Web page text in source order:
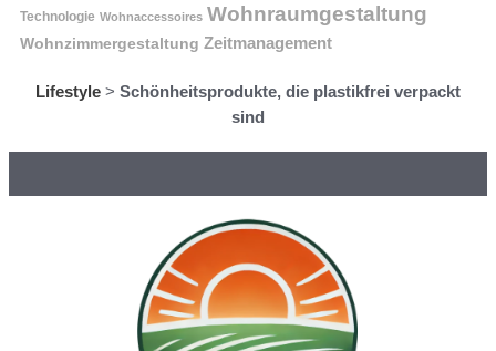
Technologie Wohnaccessoires Wohnraumgestaltung
Wohnzimmergestaltung Zeitmanagement
Lifestyle > Schönheitsprodukte, die plastikfrei verpackt
sind